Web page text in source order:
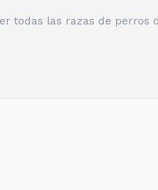
todas las razas de perros